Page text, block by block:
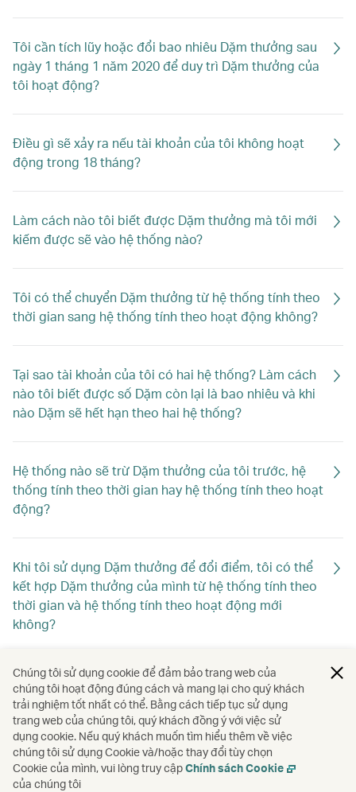
Tôi cần tích lũy hoặc đổi bao nhiêu Dặm thưởng sau
ngày 1 tháng 1 năm 2020 để duy trì Dặm thưởng của
tôi hoạt động?
Điều gì sẽ xảy ra nếu tài khoản của tôi không hoạt
động trong 18 tháng?
Làm cách nào tôi biết được Dặm thưởng mà tôi mới
kiếm được sẽ vào hệ thống nào?
Tôi có thể chuyển Dặm thưởng từ hệ thống tính theo
thời gian sang hệ thống tính theo hoạt động không?
Tại sao tài khoản của tôi có hai hệ thống? Làm cách
nào tôi biết được số Dặm còn lại là bao nhiêu và khi
nào Dặm sẽ hết hạn theo hai hệ thống?
Hệ thống nào sẽ trừ Dặm thưởng của tôi trước, hệ
thống tính theo thời gian hay hệ thống tính theo hoạt
động?
Khi tôi sử dụng Dặm thưởng để đổi điểm, tôi có thể
kết hợp Dặm thưởng của mình từ hệ thống tính theo
thời gian và hệ thống tính theo hoạt động mới
không?
Nếu tôi được hoàn lại Dặm, thì Dặm sẽ được chuyển
vào hệ thống nào?
Số dặm của tôi sắp hết hạn, nhưng sắp tới tôi không
có kế hoạch đi lại. Tôi có thể làm gì?
Chúng tôi sử dụng cookie để đảm bảo trang web của
chúng tôi hoạt động đúng cách và mang lại cho quý khách
trải nghiệm tốt nhất có thể. Bằng cách tiếp tục sử dụng
trang web của chúng tôi, quý khách đồng ý với việc sử
dụng cookie. Nếu quý khách muốn tìm hiểu thêm về việc
chúng tôi sử dụng Cookie và/hoặc thay đổi tùy chọn
Cookie của mình, vui lòng truy cậpChính sách Cookie
của chúng tôi